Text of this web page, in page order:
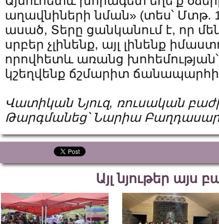
աղավնիների նման» (տես՝ Մտթ.
ասած, Տերը ցանկանում է, որ
սրբեր չլինենք, այլ լինենք
որովհետև առանց
կշեղվենք ճշմարիտ
Վատիկան Նյուզ, ռուսական
Թարգմանեց՝ Նարիա
Այլ նյութեր այս